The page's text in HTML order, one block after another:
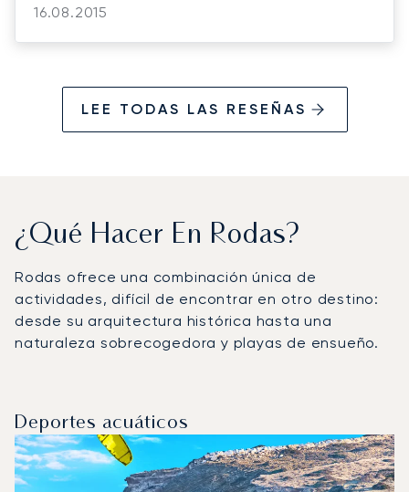
16.08.2015
LEE TODAS LAS RESEÑAS
¿Qué Hacer En Rodas?
Rodas ofrece una combinación única de
actividades, difícil de encontrar en otro destino:
desde su arquitectura histórica hasta una
naturaleza sobrecogedora y playas de ensueño.
Deportes acuáticos